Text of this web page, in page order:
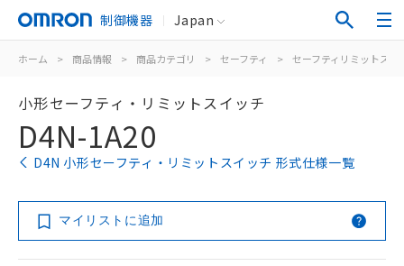
制御機器 Japan
ホーム > 商品情報 > 商品カテゴリ > セーフティ > セーフティリミットスイ
小形セーフティ・リミットスイッチ
D4N-1A20
D4N 小形セーフティ・リミットスイッチ 形式仕様一覧
マイリストに追加